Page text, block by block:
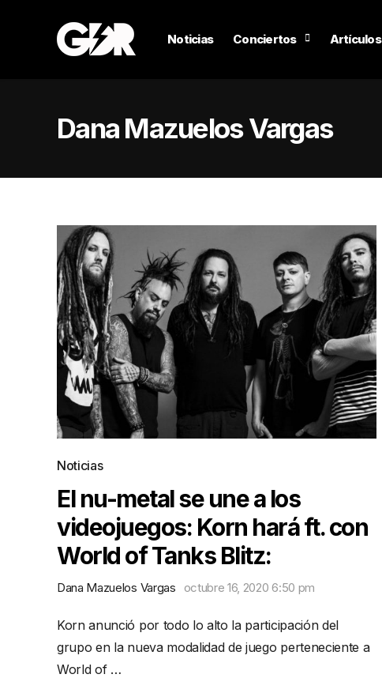
Noticias Conciertos Artículos
Dana Mazuelos Vargas
Noticias
El nu-metal se une a los
videojuegos: Korn hará ft. con
World of Tanks Blitz:
Dana Mazuelos Vargas octubre 16, 2020 6:50 pm
Korn anunció por todo lo alto la participación del
grupo en la nueva modalidad de juego perteneciente a
World of …